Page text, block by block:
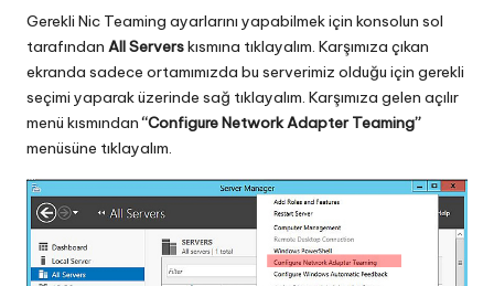
Gerekli Nic Teaming ayarlarını yapabilmek için konsolun sol
tarafından All Serverskısmına tıklayalım. Karşımıza çıkan
ekranda sadece ortamımızda bu serverimiz olduğu için gerekli
seçimi yaparak üzerinde sağ tıklayalım. Karşımıza gelen açılır
menü kısmından“Configure Network Adapter Teaming”
menüsüne tıklayalım.